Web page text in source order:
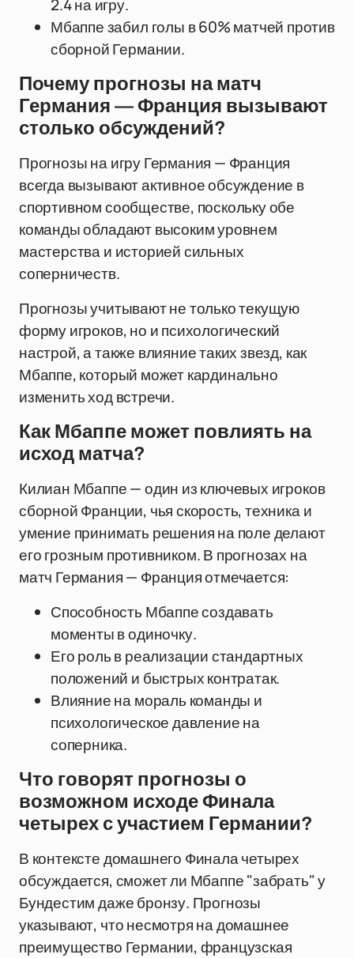
2.4 на игру.
Мбаппе забил голы в 60% матчей против
сборной Германии.
Почему прогнозы на матч
Германия — Франция вызывают
столько обсуждений?
Прогнозы на игру Германия — Франция
всегда вызывают активное обсуждение в
спортивном сообществе, поскольку обе
команды обладают высоким уровнем
мастерства и историей сильных
соперничеств.
Прогнозы учитывают не только текущую
форму игроков, но и психологический
настрой, а также влияние таких звезд, как
Мбаппе, который может кардинально
изменить ход встречи.
Как Мбаппе может повлиять на
исход матча?
Килиан Мбаппе — один из ключевых игроков
сборной Франции, чья скорость, техника и
умение принимать решения на поле делают
его грозным противником. В прогнозах на
матч Германия — Франция отмечается:
Способность Мбаппе создавать
моменты в одиночку.
Его роль в реализации стандартных
положений и быстрых контратак.
Влияние на мораль команды и
психологическое давление на
соперника.
Что говорят прогнозы о
возможном исходе Финала
четырех с участием Германии?
В контексте домашнего Финала четырех
обсуждается, сможет ли Мбаппе "забрать" у
Бундестим даже бронзу. Прогнозы
указывают, что несмотря на домашнее
преимущество Германии, французская